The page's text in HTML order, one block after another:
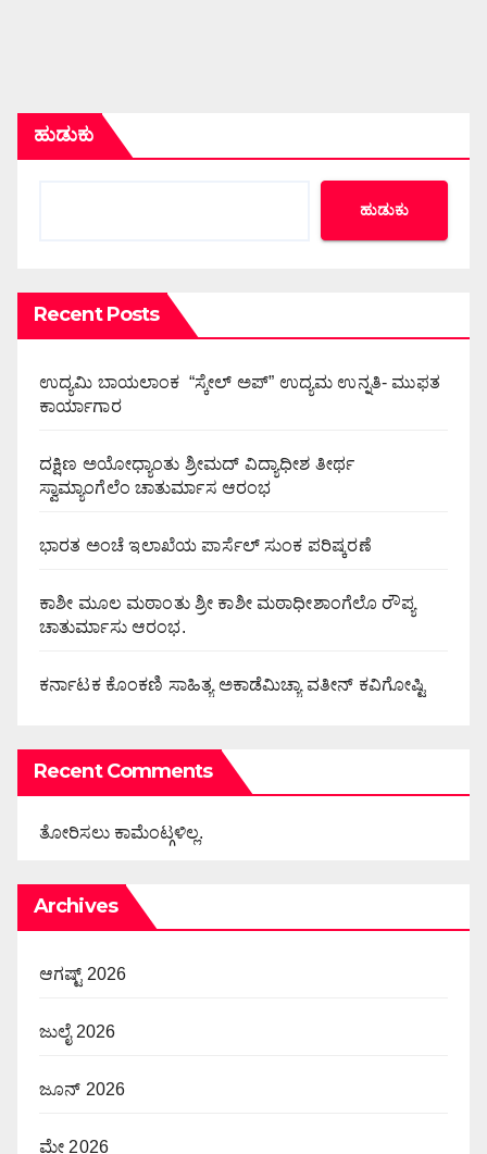
ಹುಡುಕು
ಹುಡುಕು
Recent Posts
ಉದ್ಯಮಿ ಬಾಯಲಾಂಕ “ಸ್ಕೇಲ್ ಅಪ್” ಉದ್ಯಮ ಉನ್ನತಿ- ಮುಫತ
ಕಾರ್ಯಾಗಾರ
ದಕ್ಷಿಣ ಅಯೋಧ್ಯಾಂತು ಶ್ರೀಮದ್ ವಿದ್ಯಾಧೀಶ ತೀರ್ಥ
ಸ್ವಾಮ್ಯಾಂಗೆಲೆಂ ಚಾತುರ್ಮಾಸ ಆರಂಭ
ಭಾರತ ಅಂಚೆ ಇಲಾಖೆಯ ಪಾರ್ಸೆಲ್ ಸುಂಕ ಪರಿಷ್ಕರಣೆ
ಕಾಶೀ ಮೂಲ ಮಠಾಂತು ಶ್ರೀ ಕಾಶೀ ಮಠಾಧೀಶಾಂಗೆಲೊ ರೌಪ್ಯ
ಚಾತುರ್ಮಾಸು ಆರಂಭ.
ಕರ್ನಾಟಕ ಕೊಂಕಣಿ ಸಾಹಿತ್ಯ ಅಕಾಡೆಮಿಚ್ಯಾ ವತೀನ್ ಕವಿಗೋಷ್ಟಿ
Recent Comments
ತೋರಿಸಲು ಕಾಮೆಂಟ್ಗಳಿಲ್ಲ.
Archives
ಆಗಷ್ಟ್ 2026
ಜುಲೈ 2026
ಜೂನ್ 2026
ಮೇ 2026